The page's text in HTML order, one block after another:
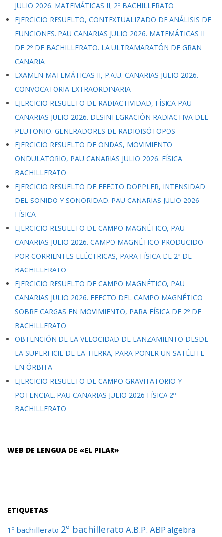
JULIO 2026. MATEMÁTICAS II, 2º BACHILLERATO
EJERCICIO RESUELTO, CONTEXTUALIZADO DE ANÁLISIS DE
FUNCIONES. PAU CANARIAS JULIO 2026. MATEMÁTICAS II
DE 2º DE BACHILLERATO. LA ULTRAMARATÓN DE GRAN
CANARIA
EXAMEN MATEMÁTICAS II, P.A.U. CANARIAS JULIO 2026.
CONVOCATORIA EXTRAORDINARIA
EJERCICIO RESUELTO DE RADIACTIVIDAD, FÍSICA PAU
CANARIAS JULIO 2026. DESINTEGRACIÓN RADIACTIVA DEL
PLUTONIO. GENERADORES DE RADIOISÓTOPOS
EJERCICIO RESUELTO DE ONDAS, MOVIMIENTO
ONDULATORIO, PAU CANARIAS JULIO 2026. FÍSICA
BACHILLERATO
EJERCICIO RESUELTO DE EFECTO DOPPLER, INTENSIDAD
DEL SONIDO Y SONORIDAD. PAU CANARIAS JULIO 2026
FÍSICA
EJERCICIO RESUELTO DE CAMPO MAGNÉTICO, PAU
CANARIAS JULIO 2026. CAMPO MAGNÉTICO PRODUCIDO
POR CORRIENTES ELÉCTRICAS, PARA FÍSICA DE 2º DE
BACHILLERATO
EJERCICIO RESUELTO DE CAMPO MAGNÉTICO, PAU
CANARIAS JULIO 2026. EFECTO DEL CAMPO MAGNÉTICO
SOBRE CARGAS EN MOVIMIENTO, PARA FÍSICA DE 2º DE
BACHILLERATO
OBTENCIÓN DE LA VELOCIDAD DE LANZAMIENTO DESDE
LA SUPERFICIE DE LA TIERRA, PARA PONER UN SATÉLITE
EN ÓRBITA
EJERCICIO RESUELTO DE CAMPO GRAVITATORIO Y
POTENCIAL. PAU CANARIAS JULIO 2026 FÍSICA 2º
BACHILLERATO
WEB DE LENGUA DE «EL PILAR»
ETIQUETAS
1º bachillerato 2º bachillerato A.B.P. ABP algebra